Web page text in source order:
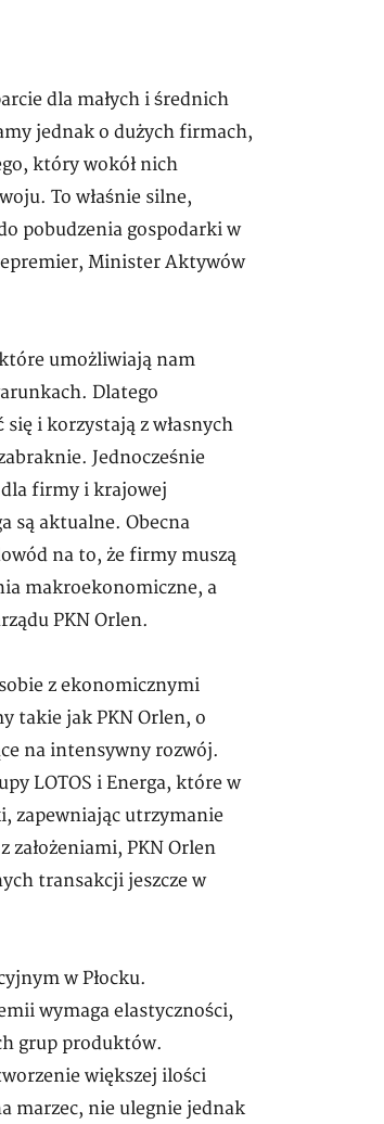
dla małych i średnich
jednak o dużych firmach,
który wokół nich
To właśnie silne,
pobudzenia gospodarki w
Minister Aktywów
umożliwiają nam
Dlatego
i korzystają z własnych
Jednocześnie
firmy i krajowej
są aktualne. Obecna
na to, że firmy muszą
makroekonomiczne, a
PKN Orlen.
z ekonomicznymi
takie jak PKN Orlen, o
na intensywny rozwój.
LOTOS i Energa, które w
zapewniając utrzymanie
PKN Orlen
transakcji jeszcze w
w Płocku.
wymaga elastyczności,
grup produktów.
większej ilości
marzec, nie ulegnie jednak